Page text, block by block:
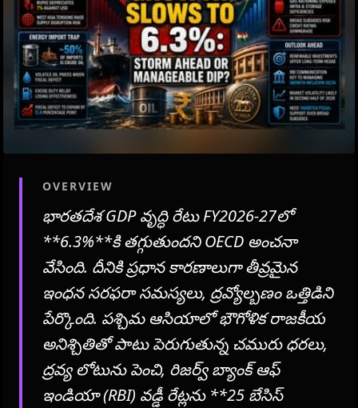
OVERVIEW
భారతదేశ GDP వృద్ధి రేటు FY2026-27లో
**6.3%**కి తగ్గుతుందని OECD అంచనా
వేసింది. దీనికి ప్రధాన కారణాలుగా తీవ్రమైన
ఇంధన సరఫరా సమస్యలు, ద్రవ్యోల్బణం ఒత్తిడిని
పేర్కొంది. పశ్చిమ ఆసియాలో భౌగోళిక రాజకీయ
అనిశ్చితితో పాటు పెరుగుతున్న చమురు ధరలు,
ద్రవ్య లోటును పెంచి, రిజర్వ్ బ్యాంక్ ఆఫ్
ఇండియా (RBI) వడ్డీ రేట్లను **25 బేసిస్